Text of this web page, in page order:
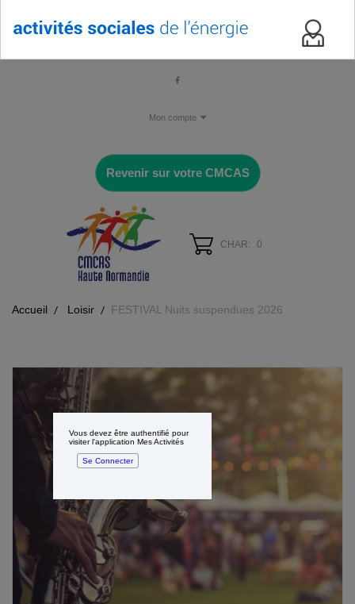
Vous devez être authentifié pour
visiter l'application Mes Activités
Se Connecter
Mon compte
Revenir sur votre CMCAS
CHAR: 0
Accueil Loisir FESTIVAL Nuits suspendues 2026